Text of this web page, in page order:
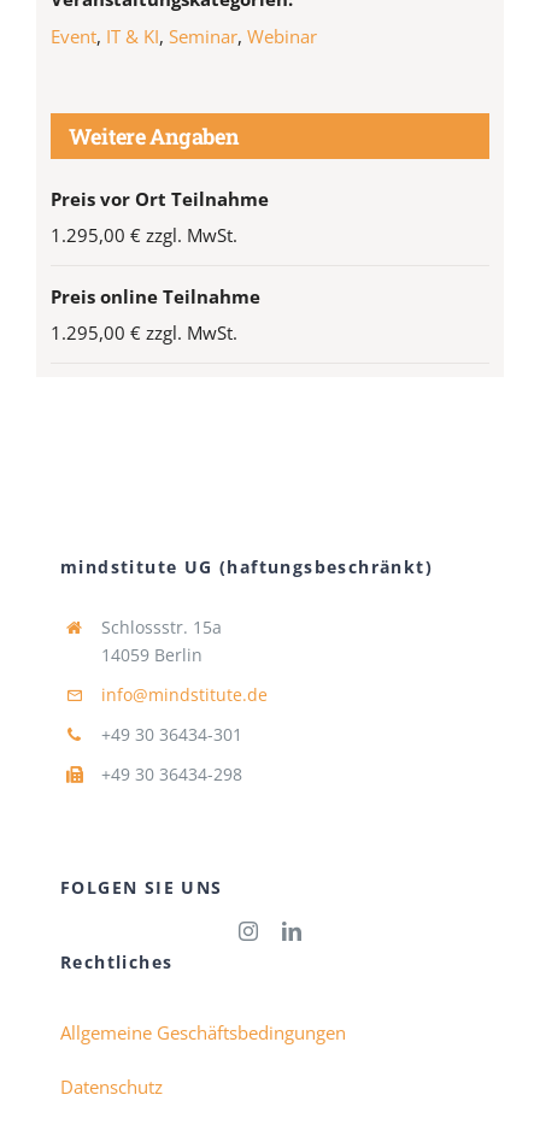
Event, IT & KI, Seminar, Webinar
Weitere Angaben
Preis vor Ort Teilnahme
1.295,00 € zzgl. MwSt.
Preis online Teilnahme
1.295,00 € zzgl. MwSt.
mindstitute UG (haftungsbeschränkt)
Schlossstr. 15a
14059 Berlin
info@mindstitute.de
+49 30 36434-301
+49 30 36434-298
FOLGEN SIE UNS
Rechtliches
Allgemeine Geschäftsbedingungen
Datenschutz